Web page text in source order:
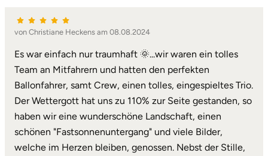
von Christiane Heckens am 08.08.2024
Es war einfach nur traumhaft 🌞...wir waren ein tolles
Team an Mitfahrern und hatten den perfekten
Ballonfahrer, samt Crew, einen tolles, eingespieltes Trio.
Der Wettergott hat uns zu 110% zur Seite gestanden, so
haben wir eine wunderschöne Landschaft, einen
schönen "Fastsonnenuntergang" und viele Bilder,
welche im Herzen bleiben, genossen. Nebst der Stille,